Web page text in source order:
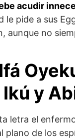
acudir
le pide a sus
aunque no
y
letra el
plano de los